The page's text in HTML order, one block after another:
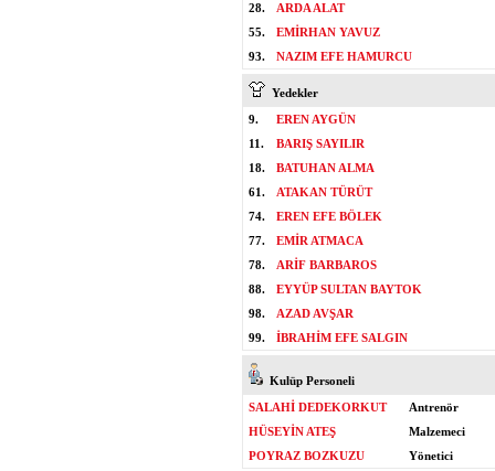
28.
ARDA ALAT
55.
EMİRHAN YAVUZ
93.
NAZIM EFE HAMURCU
Yedekler
9.
EREN AYGÜN
11.
BARIŞ SAYILIR
18.
BATUHAN ALMA
61.
ATAKAN TÜRÜT
74.
EREN EFE BÖLEK
77.
EMİR ATMACA
78.
ARİF BARBAROS
88.
EYYÜP SULTAN BAYTOK
98.
AZAD AVŞAR
99.
İBRAHİM EFE SALGIN
Kulüp Personeli
SALAHİ DEDEKORKUT
Antrenör
HÜSEYİN ATEŞ
Malzemeci
POYRAZ BOZKUZU
Yönetici